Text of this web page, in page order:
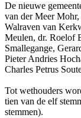
De nieuwe
van der Meer Mohr,
Walraven van
Meulen, dr. Roelof
Smallegange,
Pieter Andries
Charles Petrus
Tot wethouders
tien van de elf
stemmen).